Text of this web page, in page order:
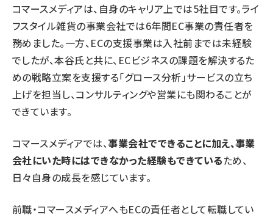
コマースメディアは、自身のキャリア上では5社目です。ライ
フスタイル雑貨の事業会社では6年間EC事業の責任者を
務めました。一方、ECの支援事業は入社前までは未経験
でしたが、本谷氏と共に、ECビジネスの課題を解決するた
めの戦略立案を支援する「グロース分析」サービスの立ち
上げを担当し、コンサルティングや営業にも関わることが
できています。
コマースメディアでは、事業会社でできることに加え、事業
会社にいた時にはできなかった経験もできているため、
日々自身の成長を感じています。
前職・コマースメディアへもECの責任者として転職してい